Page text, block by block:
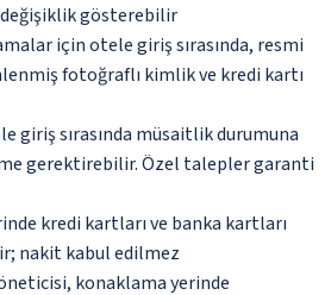
gösterebilir
için otele giriş sırasında, resmi
fotoğraflı kimlik ve kredi kartı
giriş sırasında müsaitlik durumuna
gerektirebilir. Özel talepler garanti
kredi kartları ve banka kartları
nakit kabul edilmez
konaklama yerinde